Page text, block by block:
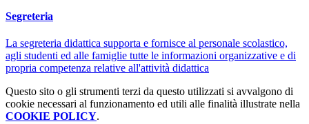
Segreteria
La segreteria didattica supporta e fornisce al personale scolastico,
agli studenti ed alle famiglie tutte le informazioni organizzative e di
propria competenza relative all'attività didattica
Questo sito o gli strumenti terzi da questo utilizzati si avvalgono di
cookie necessari al funzionamento ed utili alle finalità illustrate nella
COOKIE POLICY.